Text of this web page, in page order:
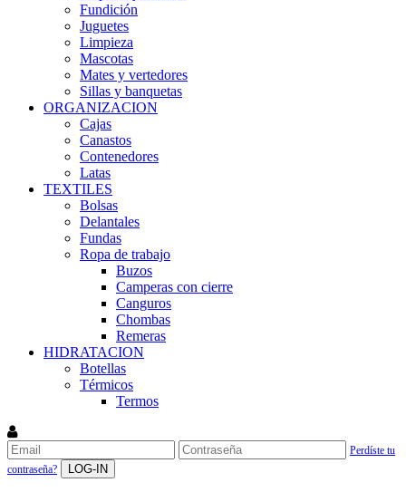
Fundición
Juguetes
Limpieza
Mascotas
Mates y vertedores
Sillas y banquetas
ORGANIZACION
Cajas
Canastos
Contenedores
Latas
TEXTILES
Bolsas
Delantales
Fundas
Ropa de trabajo
Buzos
Camperas con cierre
Canguros
Chombas
Remeras
HIDRATACION
Botellas
Térmicos
Termos
Perdíste tu
contraseña?
LOG-IN